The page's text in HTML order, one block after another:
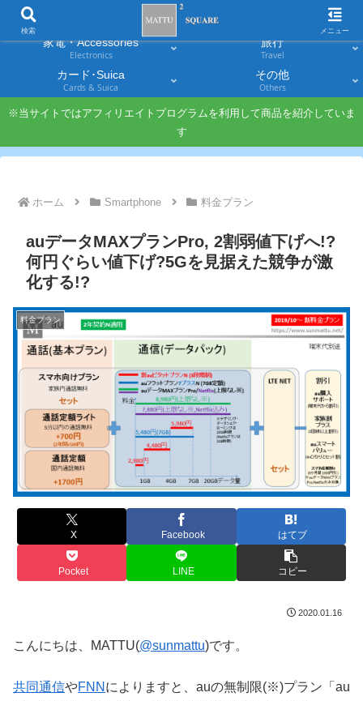
家電・Accessories
Electronics
旅行
Travel
カード･Suica
Cards & Suica
その他
Others
※当サイトではアフィリエイトプログラムを利用して商品を紹介していま
す
ホーム Smartphone 料金プラン
auデータMAXプランPro, 2割弱値下げへ!?
何円ぐらい値下げ?5Gを見据えた競争が激
化する!?
料金プラン
X Facebook はてブ
Pocket LINE コピー
2020.01.16
こんにちは、MATTU(@sunmattu)です。
共同通信やFNN によりますと、auの無制限(※)プラン「au
検索 メニュー